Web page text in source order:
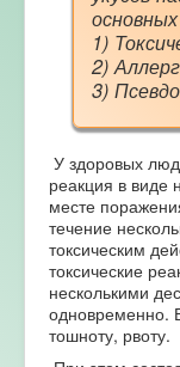
1)
2)
3)
У здоровых
реакция в виде
месте
течение
токсическим
токсические
несколькими
одновременно.
тошноту, рвоту.